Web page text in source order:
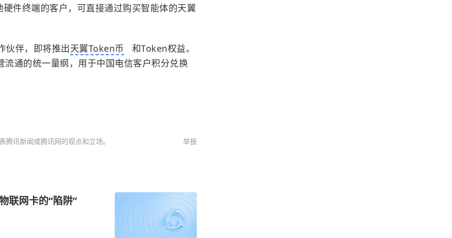
件终端的客户，可直接通过购买智能体的天翼
伙伴，即将推出天翼Token币
和Token权益。
通的统一量纲，用于中国电信客户积分兑换
讯新闻或腾讯网的观点和立场。 举报
联网卡的“陷阱”